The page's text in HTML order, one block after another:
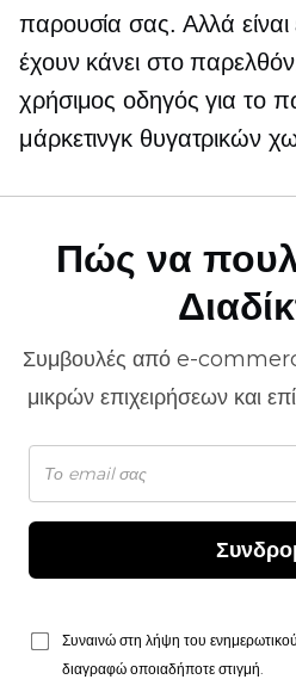
παρουσία σας. Αλλά είναι
έχουν κάνει στο
χρήσιμος οδηγός για το
μάρκετινγκ θυγατρικών
Πώς να
Συμβουλές από e-
μικρών επιχειρήσεων και
Συναινώ στη λήψη του
διαγραφώ οποιαδήποτε στιγμή.